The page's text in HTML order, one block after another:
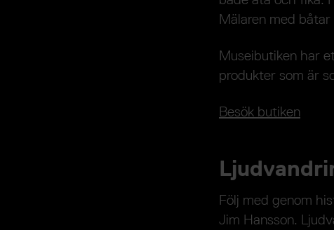
Mälaren med
Museibutiken har
produkter som är
Besök butiken
Följ med genom
Jim Hansson.